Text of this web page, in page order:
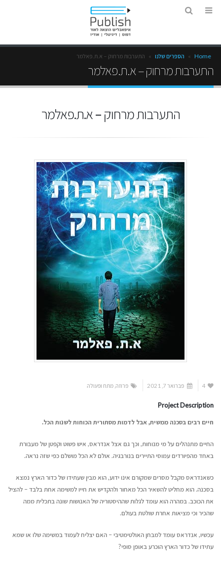
Home
» הספרים שלנו » התערבות מרחוק – א.ת.פאלמר
התערבות מרחוק – א.ת.פאלמר
התערבות מרחוק – א.ת.פאלמר
4 פברואר 7, 2021 פרוזה ,מתח ופעולה
Project Description
חיים רבים בסכנה ממשית, אבל לדמות מסתורית הכוחות לשנות הכל.
החיים מתנהלים על מי מנוחות, וכך גם אצל אנדראס, איש פשוט וקפטן של מעבורת
באחד מהפיורדים עמוסי התיירים בנורבגיה. אולם לא הכל מושלם כפי שזה נראה.
כשאנדראס מקבל מסרים שמקורם אינו ידוע, הוא מבין שעתידו של כדור הארץ נמצא
בסכנה. הוא מחליט להשאיר הכל מאחור ולהקדיש את חייו למשימה אחת בלבד – להציל
את הכוכב. במהרה הוא עומד לגלות שההיסטוריה של האנושות שונה בתכלית ממה
שהכיר וכי מציאות אחרת שולטת בעולם.
עכשיו, אנדראס עומד למבחן האולטימטיבי – האם יצליח לעמוד במשימה שלו או שמא
עתידו של כדור הארץ הוכרע באופן סופי?